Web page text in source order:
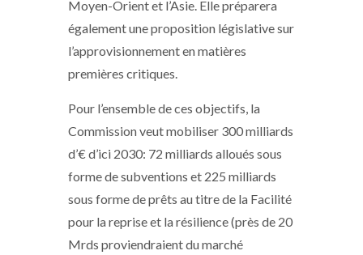
Moyen-Orient et l’Asie. Elle préparera
également une proposition législative sur
l’approvisionnement en matières
premières critiques.
Pour l’ensemble de ces objectifs, la
Commission veut mobiliser 300 milliards
d’€ d’ici 2030: 72 milliards alloués sous
forme de subventions et 225 milliards
sous forme de prêts au titre de la Facilité
pour la reprise et la résilience (près de 20
Mrds proviendraient du marché